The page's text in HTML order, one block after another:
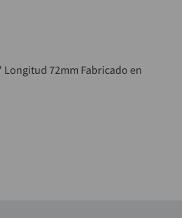
Longitud 72mm Fabricado en